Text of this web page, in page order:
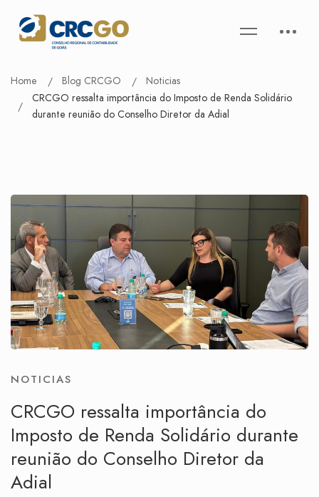
Home Blog CRCGO
Noticias
CRCGO ressalta importância do Imposto de Renda Solidário
durante reunião do Conselho Diretor da Adial
NOTICIAS
CRCGO ressalta importância do
Imposto de Renda Solidário durante
reunião do Conselho Diretor da
Adial